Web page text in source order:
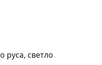
руса, светло